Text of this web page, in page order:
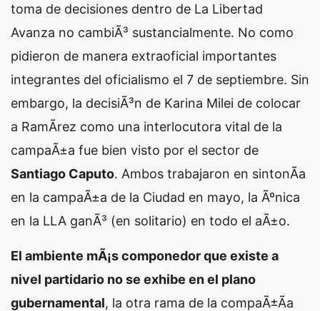
toma de decisiones dentro de La Libertad
Avanza no cambiÃ³ sustancialmente. No como
pidieron de manera extraoficial importantes
integrantes del oficialismo el 7 de septiembre. Sin
embargo, la decisiÃ³n de Karina Milei de colocar
a RamÃ­rez como una interlocutora vital de la
campaÃ±a fue bien visto por el sector de
Santiago Caputo. Ambos trabajaron en sintonÃ­a
en la campaÃ±a de la Ciudad en mayo, la Ãºnica
en la LLA ganÃ³ (en solitario) en todo el aÃ±o.
El ambiente mÃ¡s componedor que existe a
nivel partidario no se exhibe en el plano
gubernamental, la otra rama de la compaÃ±Ã­a